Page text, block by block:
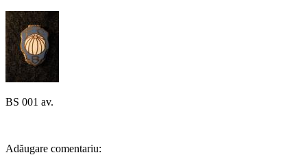
BS 001 av.
Adăugare comentariu: